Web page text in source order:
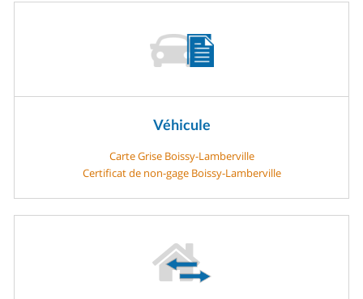
Véhicule
Carte Grise Boissy-Lamberville
Certificat de non-gage Boissy-Lamberville